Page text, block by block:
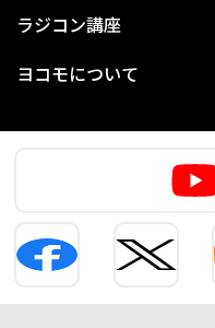
ラジコン講座
ヨコモについて